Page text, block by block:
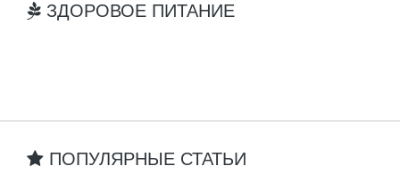
ЗДОРОВОЕ ПИТАНИЕ
ПОПУЛЯРНЫЕ СТАТЬИ